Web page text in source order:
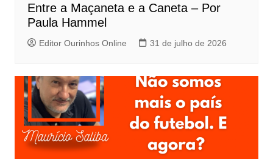
Entre a Maçaneta e a Caneta – Por
Paula Hammel
Editor Ourinhos Online 31 de julho de 2026